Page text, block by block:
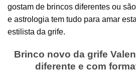
gostam de brincos diferentes ou
e astrologia tem tudo para amar
estilista da grife.
Brinco novo da grife
diferente e com